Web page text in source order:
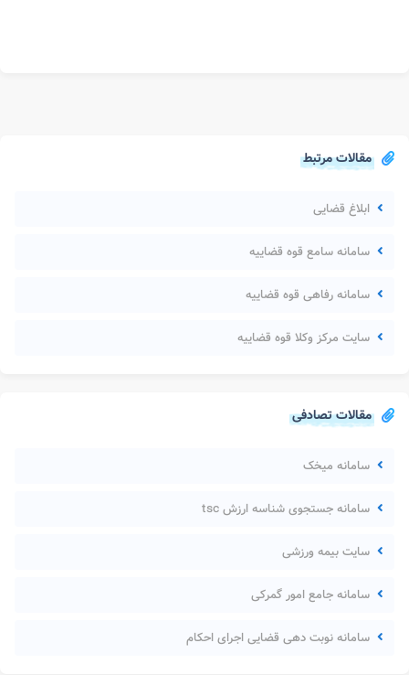
مقالات مرتبط
ابلاغ قضایی
سامانه سامع قوه قضاییه
سامانه رفاهی قوه قضاییه
سایت مرکز وکلا قوه قضاییه
مقالات تصادفی
سامانه میخک
سامانه جستجوی شناسه ارزش tsc
سایت بیمه ورزشی
سامانه جامع امور گمرکی
سامانه نوبت دهی قضایی اجرای احکام